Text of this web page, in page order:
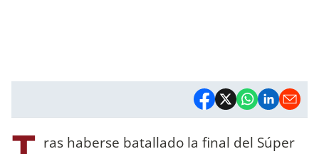
ras haberse batallado la final del Súper